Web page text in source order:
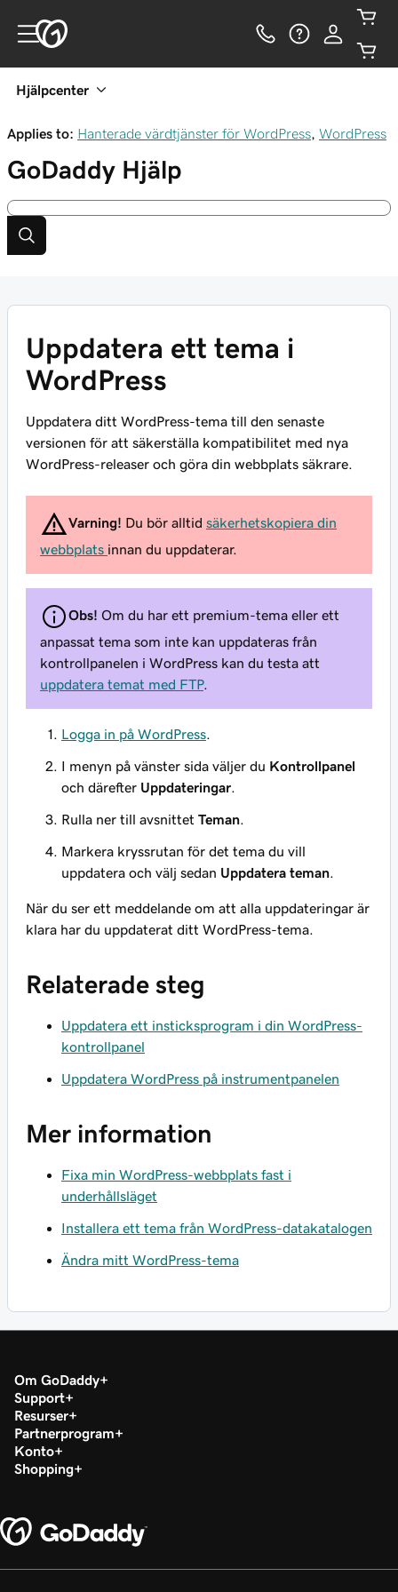
Hjälpcenter
Applies to: Hanterade värdtjänster för WordPress WordPress
GoDaddy Hjälp
Uppdatera ett tema i
WordPress
Uppdatera ditt WordPress-tema till den senaste
versionen för att säkerställa kompatibilitet med nya
WordPress-releaser och göra din webbplats säkrare.
Varning! Du bör alltid säkerhetskopiera din
webbplats innan du uppdaterar.
Obs! Om du har ett premium-tema eller ett
anpassat tema som inte kan uppdateras från
kontrollpanelen i WordPress kan du testa att
uppdatera temat med FTP.
Logga in på WordPress
I menyn på vänster sida väljer du Kontrollpanel
och därefter Uppdateringar
Rulla ner till avsnittet Teman
Markera kryssrutan för det tema du vill
uppdatera och välj sedan Uppdatera teman
När du ser ett meddelande om att alla uppdateringar är
klara har du uppdaterat ditt WordPress-tema.
Relaterade steg
Uppdatera ett insticksprogram i din WordPress-
kontrollpanel
Uppdatera WordPress på instrumentpanelen
Mer information
Fixa min WordPress-webbplats fast i
underhållsläget
Installera ett tema från WordPress-datakatalogen
Ändra mitt WordPress-tema
Om GoDaddy
Support
Resurser
Partnerprogram
Konto
Shopping